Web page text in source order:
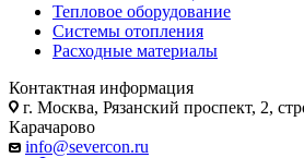
Тепловое оборудование
Системы отопления
Расходные материалы
Контактная информация
г. Москва, Рязанский проспект, 2,
Карачарово
info@severcon.ru